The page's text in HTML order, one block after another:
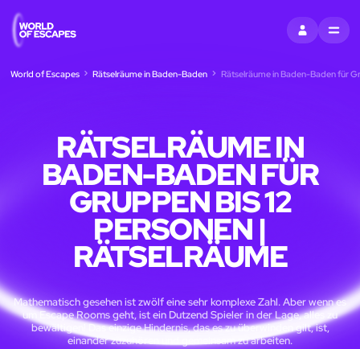
EINTRAGEN
MENU
World of Escapes Rätselräume in Baden-Baden Rätselräume in Baden-Baden für
RÄTSELRÄUME IN
BADEN-BADEN FÜR
GRUPPEN BIS 12
PERSONEN |
RÄTSELRÄUME
Mathematisch gesehen ist zwölf eine sehr komplexe Zahl. Aber wenn es
um Escape Rooms geht, ist ein Dutzend Spieler in der Lage, alles zu
bewältigen! Das einzige Hindernis, das es zu überwinden gilt, ist,
einander zuzuhören und gemeinsam zu arbeiten.